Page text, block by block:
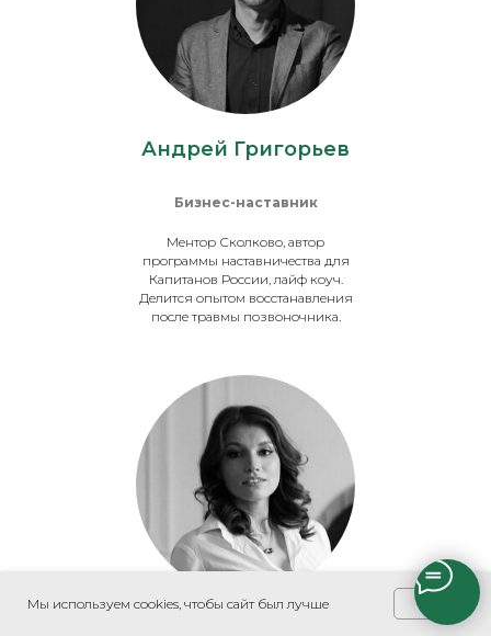
Андрей Григорьев
Бизнес-наставник
Ментор Сколково, автор
программы наставничества для
Капитанов России, лайф коуч.
Делится опытом восстанавления
после травмы позвоночника.
Мы используем cookies, чтобы сайт был лучше OK